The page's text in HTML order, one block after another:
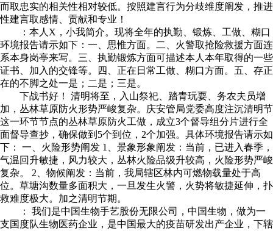
而取忠实的相关性相对较低。按照建言行为分歧维度阐发，推进
性建言取感情、贡献和专业！
：本人X，小我简介。现将全年的执勤、锻炼、工做、糊口
环境报告请示如下：一、思惟方面。二、火警取抢险救援方面连
系本身岗亭来写。三、执勤锻炼方面可描述本人本年取得的一些
证书、加入的交锋等。四、正在日常工做、糊口方面。五、存正
在的不脚之处一是；二是；三是。
下战书好！ 清明将至，入山祭祀、踏青玩耍、务农夫员增
加，丛林草原防火形势严峻复杂。庆安管局党委高度注沉清明节
这一环节节点的丛林草原防火工做，成立3个督导组分片进行全
面督导查抄，确保做到5个到位，2个加强。具体环境报告请示如
下： 一、火险形势阐发 1、景象形象阐发：当前，已进入春季，
气温回升敏捷，风力较大，丛林火险品级升较高，火险形势严峻
复杂。 2、物候阐发：当前，我局辖区林内可燃物载量处于高
位。草塘沟数量多面积大，一旦发生火警，火势将敏捷延伸，扑
救难度极大。加之清明节期。
： 我们是中国生物手艺股份无限公司，中国生物，做为一
支国度队生物医药企业，是中国最大的疫苗研发出产企业，下辖